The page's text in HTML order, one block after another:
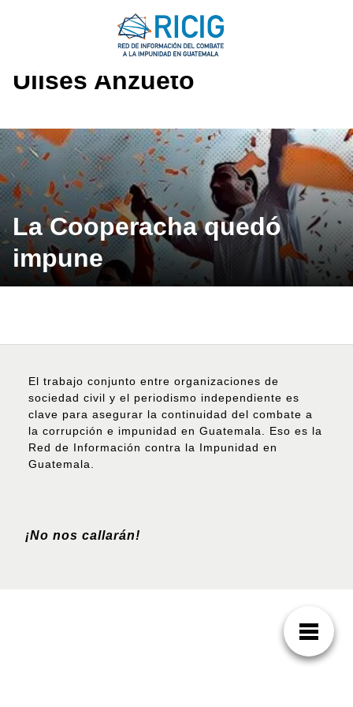
Ulises Anzueto
La Cooperacha quedó
impune
El trabajo conjunto entre organizaciones de
sociedad civil y el periodismo independiente es
clave para asegurar la continuidad del combate a
la corrupción e impunidad en Guatemala. Eso es la
Red de Información contra la Impunidad en
Guatemala.
¡No nos callarán!